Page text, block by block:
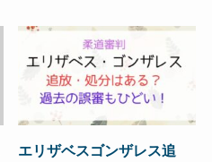
エリザベスゴンザレス追